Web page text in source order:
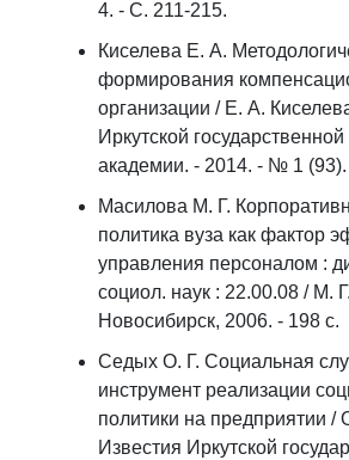
4. - С. 211-215.
Киселева Е. А.
формирования
организации / Е. А.
Иркутской
академии. - 2014. - № 1
Масилова М. Г.
политика вуза как фактор
управления персоналом :
социол. наук : 22.00.08 / М.
Новосибирск, 2006. - 198 с.
Седых О. Г. Социальная
инструмент реализации
политики на предприятии /
Известия Иркутской